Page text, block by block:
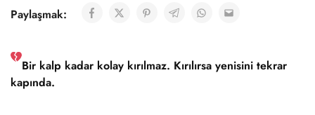
Paylaşmak:
Bir kalp kadar kolay kırılmaz. Kırılırsa yenisini tekrar
kapında.